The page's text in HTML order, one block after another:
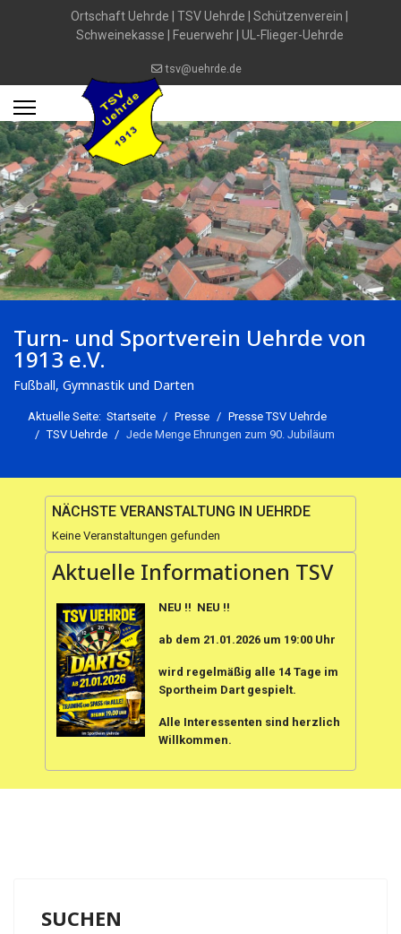
Ortschaft Uehrde TSV Uehrde Schützenverein
Schweinekasse
Feuerwehr| UL-Flieger-Uehrde
tsv@uehrde.de
Turn- und Sportverein Uehrde von
1913 e.V.
Fußball, Gymnastik und Darten
Aktuelle Seite: Startseite Presse
Presse TSV Uehrde
TSV Uehrde
Jede Menge Ehrungen zum 90. Jubiläum
NÄCHSTE VERANSTALTUNG IN UEHRDE
Keine Veranstaltungen gefunden
Aktuelle Informationen TSV
NEU !! NEU !!
ab dem 21.01.2026 um 19:00 Uhr
wird regelmäßig alle 14 Tage im
Sportheim Dart gespielt.
Alle Interessenten sind herzlich
Willkommen.
SUCHEN